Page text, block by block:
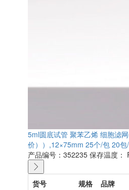
5ml圆底试管 聚苯乙烯 细胞滤
价））,12×75mm 25个/包 20包
产品编号：352235 保存温度：
货号 规格 品牌